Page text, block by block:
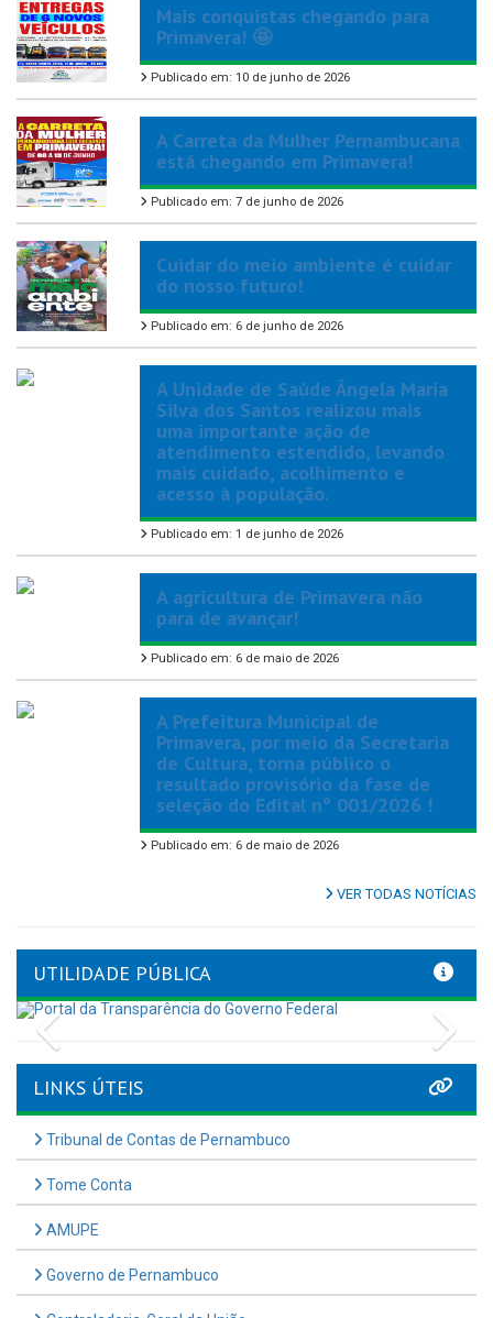
Mais conquistas chegando para
Primavera! 🤩
Publicado em: 10 de junho de 2026
A Carreta da Mulher Pernambucana
está chegando em Primavera!
Publicado em: 7 de junho de 2026
Cuidar do meio ambiente é cuidar
do nosso futuro!
Publicado em: 6 de junho de 2026
A Unidade de Saúde Ângela Maria
Silva dos Santos realizou mais
uma importante ação de
atendimento estendido, levando
mais cuidado, acolhimento e
acesso à população.
Publicado em: 1 de junho de 2026
A agricultura de Primavera não
para de avançar!
Publicado em: 6 de maio de 2026
A Prefeitura Municipal de
Primavera, por meio da Secretaria
de Cultura, torna público o
resultado provisório da fase de
seleção do Edital nº 001/2026 !
Publicado em: 6 de maio de 2026
VER TODAS NOTÍCIAS
UTILIDADE PÚBLICA
Previous
LINKS ÚTEIS
Tribunal de Contas de Pernambuco
Tome Conta
AMUPE
Governo de Pernambuco